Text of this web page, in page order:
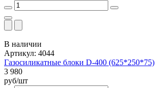
В наличии
Артикул: 4044
Газосиликатные блоки D-400 (625*250*75)
3 980
руб/шт